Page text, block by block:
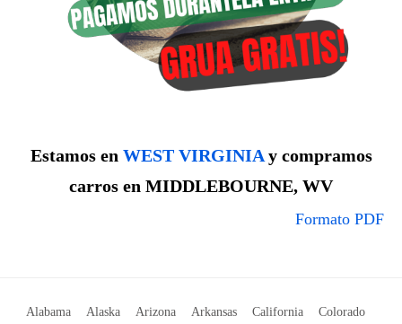
Estamos en WEST VIRGINIAy compramos
carros en MIDDLEBOURNE, WV
Formato PDF
Alabama Alaska Arizona Arkansas California Colorado